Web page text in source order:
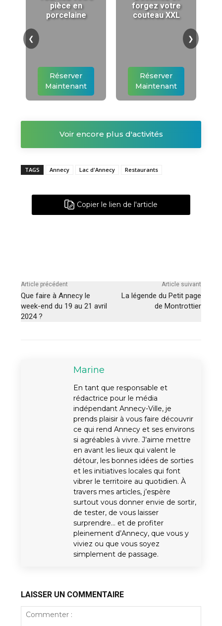
pièce en
porcelaine
Réserver
Maintenant
forgez votre
couteau XXL
Réserver
Maintenant
❮ ❯
Voir encore plus d'activités
TAGS Annecy Lac d'Annecy Restaurants
Copier le lien de l'article
Article précédent
Que faire à Annecy le
week-end du 19 au 21 avril
2024 ?
Article suivant
La légende du Petit page
de Montrottier
Marine
En tant que responsable et
rédactrice pour le média
indépendant Annecy-Ville, je
prends plaisir à vous faire découvrir
ce qui rend Annecy et ses environs
si agréables à vivre. J’aime mettre
en avant les lieux qui valent le
détour, les bonnes idées de sorties
et les initiatives locales qui font
vibrer le territoire au quotidien. À
travers mes articles, j’espère
surtout vous donner envie de sortir,
de tester, de vous laisser
surprendre… et de profiter
pleinement d’Annecy, que vous y
viviez ou que vous soyez
simplement de passage.
LAISSER UN COMMENTAIRE